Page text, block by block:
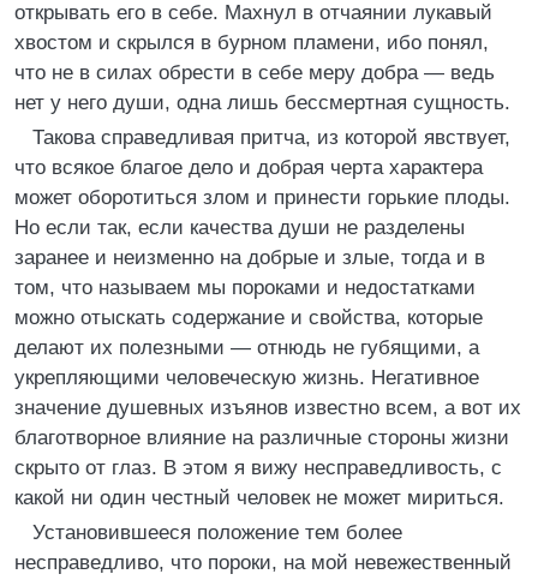
открывать его в себе. Махнул в отчаянии лукавый
хвостом и скрылся в бурном пламени, ибо понял,
что не в силах обрести в себе меру добра — ведь
нет у него души, одна лишь бессмертная сущность.
Такова справедливая притча, из которой явствует,
что всякое благое дело и добрая черта характера
может оборотиться злом и принести горькие плоды.
Но если так, если качества души не разделены
заранее и неизменно на добрые и злые, тогда и в
том, что называем мы пороками и недостатками
можно отыскать содержание и свойства, которые
делают их полезными — отнюдь не губящими, а
укрепляющими человеческую жизнь. Негативное
значение душевных изъянов известно всем, а вот их
благотворное влияние на различные стороны жизни
скрыто от глаз. В этом я вижу несправедливость, с
какой ни один честный человек не может мириться.
Установившееся положение тем более
несправедливо, что пороки, на мой невежественный